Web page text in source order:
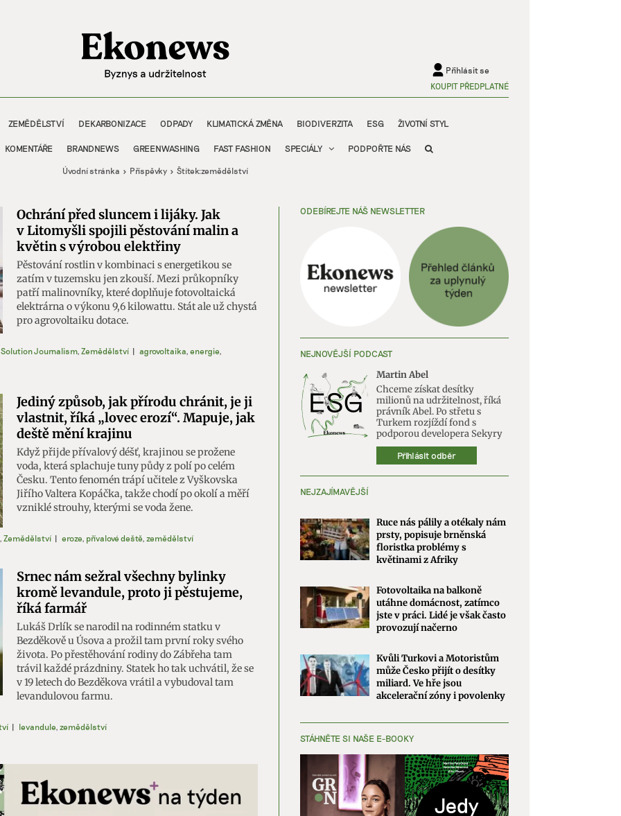
Přihlásit se
KOUPIT PŘEDPLATNÉ
ZEMĚDĚLSTVÍ DEKARBONIZACE ODPADY KLIMATICKÁ ZMĚNA BIODIVERZITA ESG ŽIVOTNÍ STYL
KOMENTÁŘE BRANDNEWS GREENWASHING FAST FASHION SPECIÁLY PODPOŘTE NÁS
Úvodní stránka Příspěvky Štítek:zemědělství
Ochrání před sluncem i lijáky. Jak
v Litomyšli spojili pěstování malin a
květin s výrobou elektřiny
Pěstování rostlin v kombinaci s energetikou se
zatím v tuzemsku jen zkouší. Mezi průkopníky
patří malinovníky, které doplňuje fotovoltaická
elektrárna o výkonu 9,6 kilowattu. Stát ale už chystá
pro agrovoltaiku dotace.
Solution Journalism, Zemědělství | agrovoltaika, energie,
Jediný způsob, jak přírodu chránit, je ji
vlastnit, říká „lovec erozí“. Mapuje, jak
deště mění krajinu
Když přijde přívalový déšť, krajinou se prožene
voda, která splachuje tuny půdy z polí po celém
Česku. Tento fenomén trápí učitele z Vyškovska
Jiřího Valtera Kopáčka, takže chodí po okolí a měří
vzniklé strouhy, kterými se voda žene.
, Zemědělství | eroze, přívalové deště, zemědělství
Srnec nám sežral všechny bylinky
kromě levandule, proto ji pěstujeme,
říká farmář
Lukáš Drlík se narodil na rodinném statku v
Bezděkově u Úsova a prožil tam první roky svého
života. Po přestěhování rodiny do Zábřeha tam
trávil každé prázdniny. Statek ho tak uchvátil, že se
v 19 letech do Bezděkova vrátil a vybudoval tam
levandulovou farmu.
| levandule, zemědělství
ODEBÍREJTE NÁŠ NEWSLETTER
NEJNOVĚJŠÍ PODCAST
Martin Abel
Chceme získat desítky
milionů na udržitelnost, říká
právník Abel. Po střetu s
Turkem rozjíždí fond s
podporou developera Sekyry
Přihlásit odběr
NEJZAJÍMAVĚJŠÍ
Ruce nás pálily a otékaly nám
prsty, popisuje brněnská
floristka problémy s
květinami z Afriky
Fotovoltaika na balkoně
utáhne domácnost, zatímco
jste v práci. Lidé je však často
provozují načerno
Kvůli Turkovi a Motoristům
může Česko přijít o desítky
miliard. Ve hře jsou
akcelerační zóny i povolenky
STÁHNĚTE SI NAŠE E-BOOKY